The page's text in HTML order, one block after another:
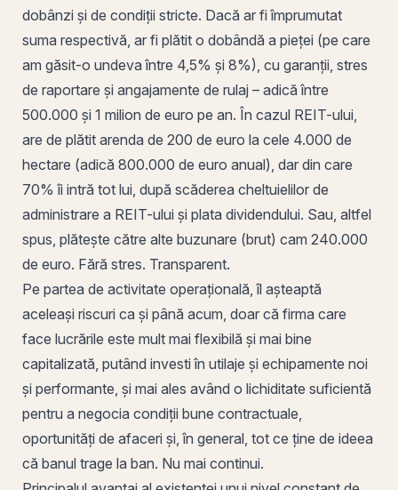
dobânzi și de condiții stricte. Dacă ar fi împrumutat
suma respectivă, ar fi plătit o dobândă a pieței (pe care
am găsit-o undeva între 4,5% și 8%), cu garanții, stres
de raportare și angajamente de rulaj – adică între
500.000 și 1 milion de euro pe an. În cazul REIT-ului,
are de plătit arenda de 200 de euro la cele 4.000 de
hectare (adică 800.000 de euro anual), dar din care
70% îi intră tot lui, după scăderea cheltuielilor de
administrare a REIT-ului și plata dividendului. Sau, altfel
spus, plătește către alte buzunare (brut) cam 240.000
de euro. Fără stres. Transparent.
Pe partea de activitate operațională, îl așteaptă
aceleași riscuri ca și până acum, doar că firma care
face lucrările este mult mai flexibilă și mai bine
capitalizată, putând investi în utilaje și echipamente noi
și performante, și mai ales având o lichiditate suficientă
pentru a negocia condiții bune contractuale,
oportunități de afaceri și, în general, tot ce ține de ideea
că banul trage la ban. Nu mai continui.